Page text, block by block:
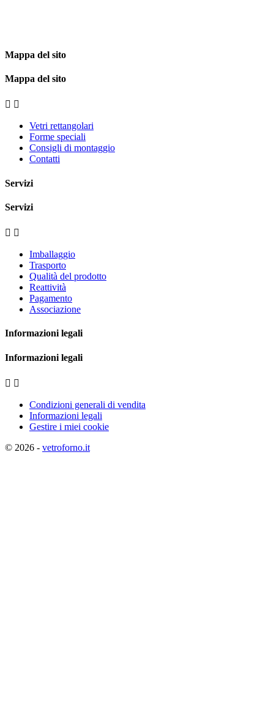
Mappa del sito
Mappa del sito
 
Vetri rettangolari
Forme speciali
Consigli di montaggio
Contatti
Servizi
Servizi
 
Imballaggio
Trasporto
Qualità del prodotto
Reattività
Pagamento
Associazione
Informazioni legali
Informazioni legali
 
Condizioni generali di vendita
Informazioni legali
Gestire i miei cookie
© 2026 - vetroforno.it